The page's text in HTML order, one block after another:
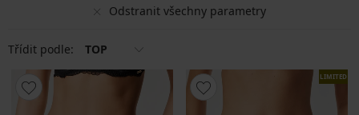
Odstranit všechny parametry
Třídit podle: TOP
LIMITED